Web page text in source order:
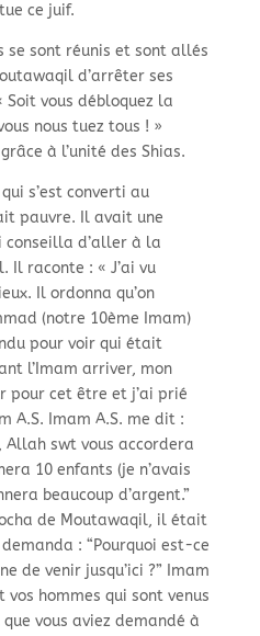
ce juif.
se sont réunis et sont allés
d’arrêter ses
vous débloquez la
nous tuez tous ! »
à l’unité des Shias.
s’est converti au
pauvre. Il avait une
conseilla d’aller à la
Il raconte : « J’ai vu
Il ordonna qu’on
(notre 10ème Imam)
pour voir qui était
l’Imam arriver, mon
pour cet être et j’ai prié
A.S. Imam A.S. me dit :
Allah swt vous accordera
10 enfants (je n’avais
beaucoup d’argent.”
de Moutawaqil, il était
: “Pourquoi est-ce
de venir jusqu’ici ?” Imam
vos hommes qui sont venus
vous aviez demandé à